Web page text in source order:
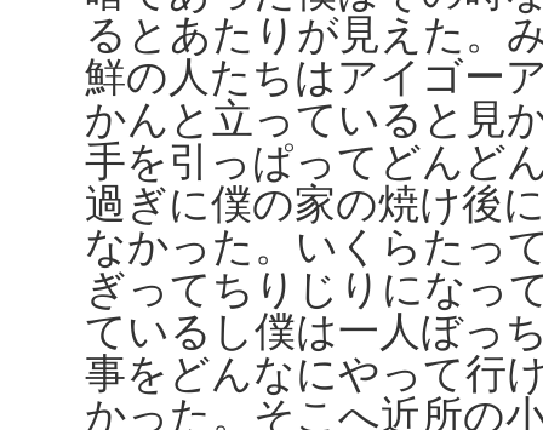
るとあたりが見えた。
鮮の人たちはアイゴー
かんと立っていると見
手を引っぱってどんど
過ぎに僕の家の焼け後
なかった。いくらたっ
ぎってちりじりになっ
ているし僕は一人ぼっ
事をどんなにやって行
かった。そこへ近所の